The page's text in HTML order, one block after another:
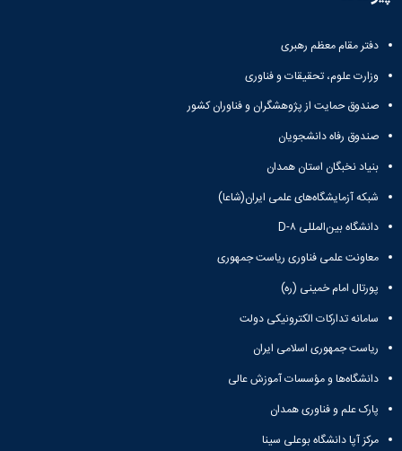
معاونت
تکمیلی
کمیته
منتخب
هیات
کمیته
ترفیع
شورای
فرهنگی
دانشکده
نامه
سمینارها
و
پایان
نامه
آیین‌نامه‌های
معاونت
آموزشی
صنایع
گروه
کامپیوتر
پژوهش
های
مهندسی
صنایع
سیستم
تولید
of
Stress
Analysis
دفتر
صنعت
کارآموزی
مراکز
مرتبط
بنیاد
مهندسی
کامپیوتر
دفتر مقام معظم رهبری
وزارت علوم، تحقیقات و فناوری
صندوق حمایت از پژوهشگران و فناوران کشور
صندوق رفاه دانشجویان
بنیاد نخبگان استان همدان
شبکه آزمایشگاه‌های علمی ایران(شاعا)
دانشگاه بین‌المللی D-۸
معاونت علمی فناوری ریاست جمهوری
پورتال امام خمینی (ره)
سامانه تدارکات الکترونیکی دولت
ریاست جمهوری اسلامی ایران
دانشگاه‌ها و مؤسسات آموزش عالی
پارک علم و فناوری همدان
مرکز آپا دانشگاه بوعلی سینا